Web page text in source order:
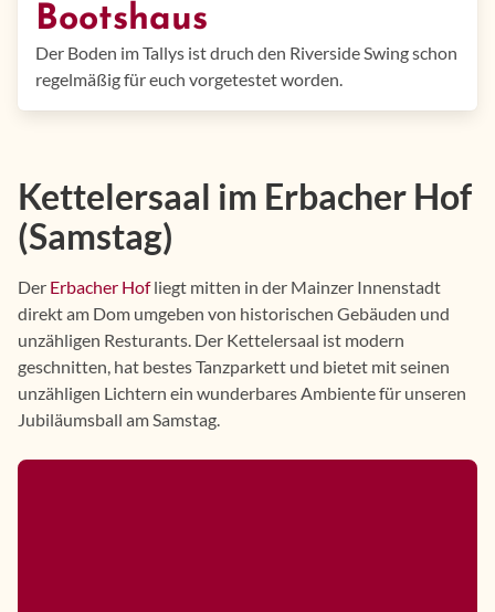
Bootshaus
Der Boden im Tallys ist druch den Riverside Swing schon
regelmäßig für euch vorgetestet worden.
Kettelersaal im Erbacher Hof
(Samstag)
Der Erbacher Hofliegt mitten in der Mainzer Innenstadt
direkt am Dom umgeben von historischen Gebäuden und
unzähligen Resturants. Der Kettelersaal ist modern
geschnitten, hat bestes Tanzparkett und bietet mit seinen
unzähligen Lichtern ein wunderbares Ambiente für unseren
Jubiläumsball am Samstag.